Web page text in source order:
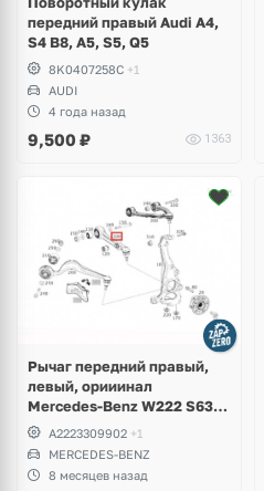
передний правый Audi A4,
S4 B8, A5, S5, Q5
8K0407258C +1
AUDI
4 года назад
9,500 ₽ 1363
Рычаг передний правый,
левый, орииинал
Mercedes-Benz W222 S63
AMG 4Matic
A2223309902 +1
MERCEDES-BENZ
8 месяцев назад